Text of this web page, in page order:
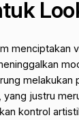
menciptakan
melakukan
yang justru
kontrol